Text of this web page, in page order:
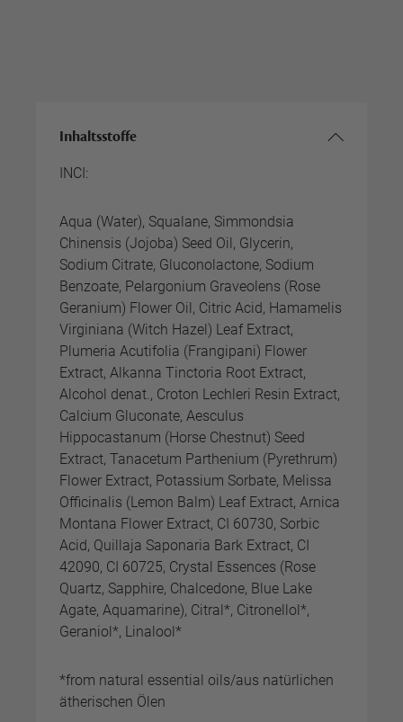
Inhaltsstoffe
INCI:
Aqua (Water), Squalane, Simmondsia
Chinensis (Jojoba) Seed Oil, Glycerin,
Sodium Citrate, Gluconolactone, Sodium
Benzoate, Pelargonium Graveolens (Rose
Geranium) Flower Oil, Citric Acid, Hamamelis
Virginiana (Witch Hazel) Leaf Extract,
Plumeria Acutifolia (Frangipani) Flower
Extract, Alkanna Tinctoria Root Extract,
Alcohol denat., Croton Lechleri Resin Extract,
Calcium Gluconate, Aesculus
Hippocastanum (Horse Chestnut) Seed
Extract, Tanacetum Parthenium (Pyrethrum)
Flower Extract, Potassium Sorbate, Melissa
Officinalis (Lemon Balm) Leaf Extract, Arnica
Montana Flower Extract, CI 60730, Sorbic
Acid, Quillaja Saponaria Bark Extract, CI
42090, CI 60725, Crystal Essences (Rose
Quartz, Sapphire, Chalcedone, Blue Lake
Agate, Aquamarine), Citral*, Citronellol*,
Geraniol*, Linalool*
*from natural essential oils/aus natürlichen
ätherischen Ölen